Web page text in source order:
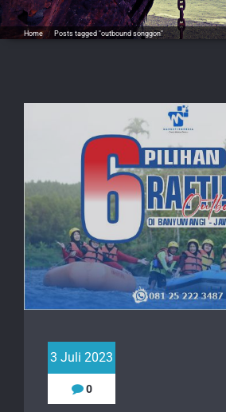
Home / Posts tagged "outbound songgon"
3 Juli 2023
0